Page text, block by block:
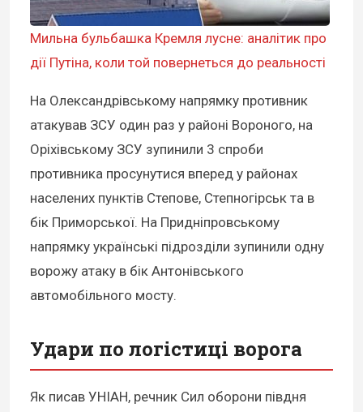
Мильна бульбашка Кремля лусне: аналітик про
дії Путіна, коли той повернеться до реальності
На Олександрівському напрямку противник
атакував ЗСУ один раз у районі Вороного, на
Оріхівському ЗСУ зупинили 3 спроби
противника просунутися вперед у районах
населених пунктів Степове, Степногірськ та в
бік Приморської. На Придніпровському
напрямку українські підрозділи зупинили одну
ворожу атаку в бік Антонівського
автомобільного мосту.
Удари по логістиці ворога
Як писав УНІАН, речник Сил оборони півдня